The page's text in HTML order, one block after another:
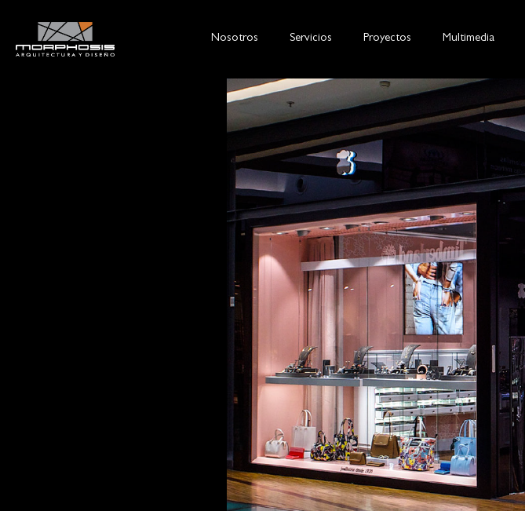
Nosotros Servicios Proyectos Multimedia